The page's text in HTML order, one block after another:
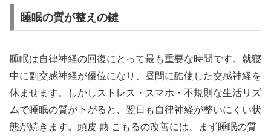
睡眠の質が整えの鍵
睡眠は自律神経の回復にとって最も重要な時間です。就寝
中に副交感神経が優位になり、昼間に酷使した交感神経を
休ませます。しかしストレス・スマホ・不規則な生活リズ
ムで睡眠の質が下がると、翌日も自律神経が整いにくい状
態が続きます。頭皮 熱 こもるの改善には、まず睡眠の質